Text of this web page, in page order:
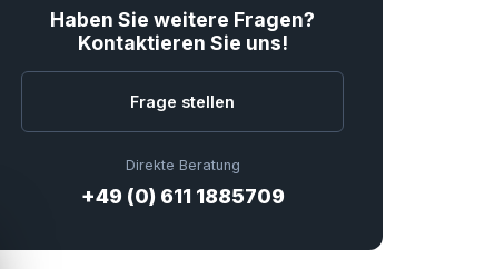
Haben Sie weitere Fragen?
Kontaktieren Sie uns!
Frage stellen
Direkte Beratung
+49 (0) 611 1885709